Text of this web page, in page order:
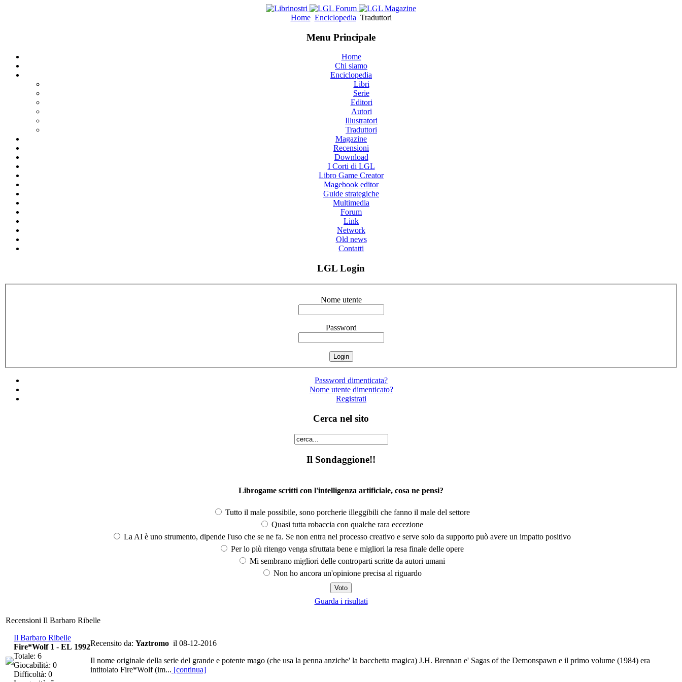
Home Enciclopedia Traduttori
Menu Principale
Home
Chi siamo
Enciclopedia
Libri
Serie
Editori
Autori
Illustratori
Traduttori
Magazine
Recensioni
Download
I Corti di LGL
Libro Game Creator
Magebook editor
Guide strategiche
Multimedia
Forum
Link
Network
Old news
Contatti
LGL Login
Nome utente
Password
Password dimenticata?
Nome utente dimenticato?
Registrati
Cerca nel sito
Il Sondaggione!!
Librogame scritti con l'intelligenza artificiale, cosa ne pensi?
Tutto il male possibile, sono porcherie illeggibili che fanno il male del settore
Quasi tutta robaccia con qualche rara eccezione
La AI è uno strumento, dipende l'uso che se ne fa. Se non entra nel processo creativo e serve solo da supporto può avere un impatto positivo
Per lo più ritengo venga sfruttata bene e migliori la resa finale delle opere
Mi sembrano migliori delle controparti scritte da autori umani
Non ho ancora un'opinione precisa al riguardo
Guarda i risultati
Recensioni Il Barbaro Ribelle
Il Barbaro Ribelle
Recensito da: Yaztromo il 08-12-2016
Il nome originale della serie del grande e potente mago (che usa la penna anziche' la bacchetta magica) J.H. Brennan e' Sagas of the Demonspawn e il primo volume (1984) era
intitolato Fire*Wolf (im... [continua]
Fire*Wolf 1 - EL 1992
Totale: 6
Giocabilità: 0
Difficoltà: 0